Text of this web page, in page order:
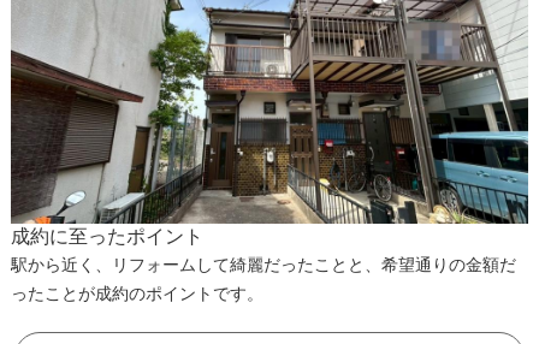
成約に至ったポイント
駅から近く、リフォームして綺麗だったことと、希望通りの金額だ
ったことが成約のポイントです。